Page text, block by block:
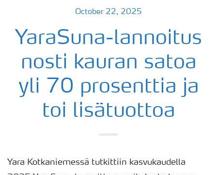
October 22, 2025
YaraSuna-lannoitus
nosti kauran satoa
yli 70 prosenttia ja
toi lisätuottoa
Yara Kotkaniemessä tutkittiin kasvukaudella